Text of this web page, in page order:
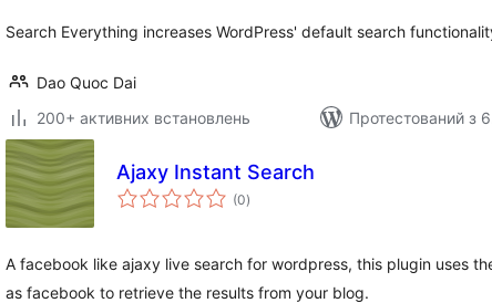
Search Everything increases WordPress' default search
Dao Quoc Dai
200+ активних встановлень
Протестований з
Ajaxy Instant Search
(0загальний
рейтинг
)
A facebook like ajaxy live search for wordpress, this plugin uses
as facebook to retrieve the results from your blog.